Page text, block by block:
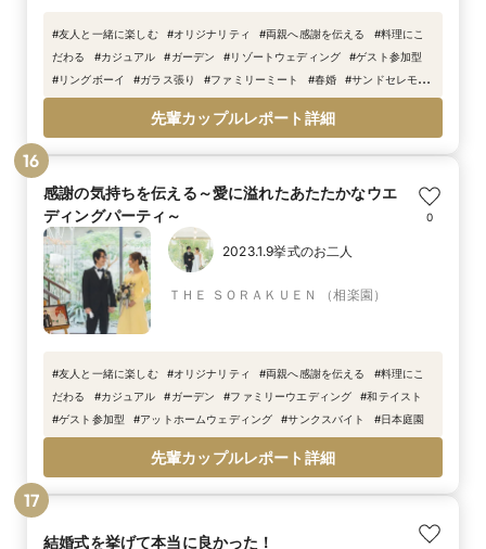
#友人と一緒に楽しむ #オリジナリティ #両親へ感謝を伝える #料理にこ
だわる
#カジュアル #ガーデン #リゾートウェディング #ゲスト参加型
#リングボーイ #ガラス張り #ファミリーミート #春婚 #サンドセレモ
ニー
#ゲストハウス #花火 #大人数婚 #ストリングアート
先輩カップルレポート詳細
16
感謝の気持ちを伝える～愛に溢れたあたたかなウエ
ディングパーティ～
0
2023.1.9挙式のお二人
ＴＨＥ ＳＯＲＡＫＵＥＮ （相楽園）
#友人と一緒に楽しむ #オリジナリティ #両親へ感謝を伝える #料理にこ
だわる
#カジュアル #ガーデン #ファミリーウエディング #和テイスト
#ゲスト参加型 #アットホームウェディング #サンクスバイト #日本庭園
先輩カップルレポート詳細
17
結婚式を挙げて本当に良かった！